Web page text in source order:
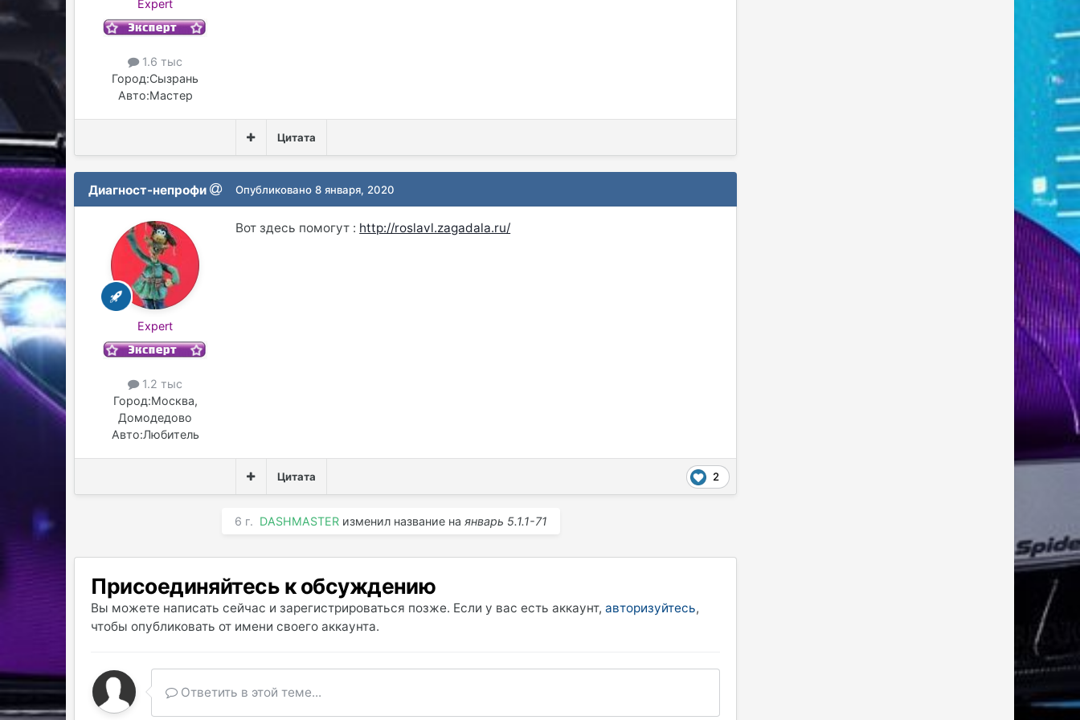
Expert
1.6 тыс
Город:Сызрань
Авто:Мастер
Цитата
Диагност-непрофи
Expert
1.2 тыс
Город:Москва,
Домодедово
Авто:Любитель
Опубликовано8 января, 2020
Вот здесь помогут : http://roslavl.zagadala.ru/
2
Цитата
6 г. DASHMASTER изменил название на январь 5.1.1-71
Присоединяйтесь к обсуждению
Вы можете написать сейчас и зарегистрироваться позже. Если у вас есть аккаунт,авторизуйтесь,
чтобы опубликовать от имени своего аккаунта.
Ответить в этой теме...